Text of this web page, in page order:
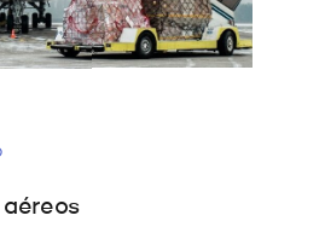
aéreos